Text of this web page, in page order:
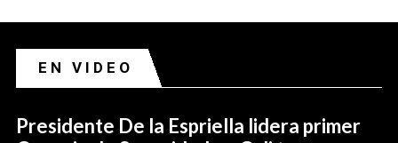
EN VIDEO
Presidente De la Espriella lidera primer